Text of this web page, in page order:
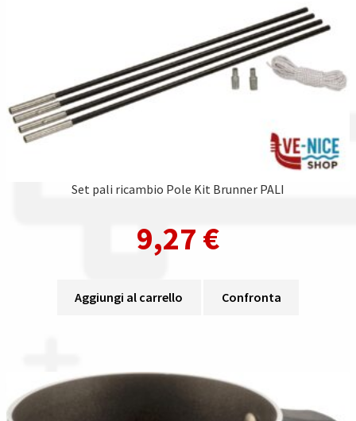
Set pali ricambio Pole Kit Brunner PALI
9,27 €
Aggiungi al carrello Confronta